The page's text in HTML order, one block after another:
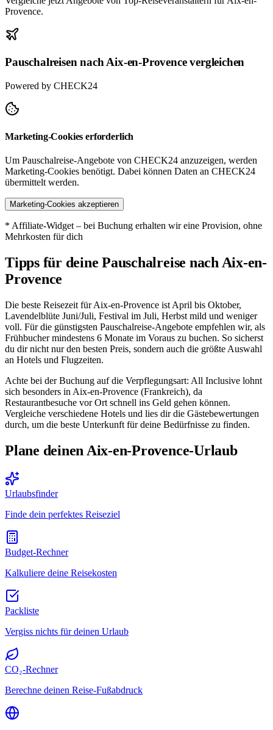
Provence.
Pauschalreisen nach Aix-en-Provence vergleichen
Powered by CHECK24
Marketing-Cookies erforderlich
Um Pauschalreise-Angebote von CHECK24 anzuzeigen, werden
Marketing-Cookies benötigt. Dabei können Daten an CHECK24
übermittelt werden.
Marketing-Cookies akzeptieren
* Affiliate-Widget – bei Buchung erhalten wir eine Provision, ohne
Mehrkosten für dich
Tipps für deine Pauschalreise nach Aix-en-
Provence
Die beste Reisezeit für Aix-en-Provence ist April bis Oktober,
Lavendelblüte Juni/Juli, Festival im Juli, Herbst mild und weniger
voll. Für die günstigsten Pauschalreise-Angebote empfehlen wir, als
Frühbucher mindestens 6 Monate im Voraus zu buchen. So sicherst
du dir nicht nur den besten Preis, sondern auch die größte Auswahl
an Hotels und Flugzeiten.
Achte bei der Buchung auf die Verpflegungsart: All Inclusive lohnt
sich besonders in Aix-en-Provence (Frankreich), da
Restaurantbesuche vor Ort schnell ins Geld gehen können.
Vergleiche verschiedene Hotels und lies dir die Gästebewertungen
durch, um die beste Unterkunft für deine Bedürfnisse zu finden.
Plane deinen Aix-en-Provence-Urlaub
Urlaubsfinder
Finde dein perfektes Reiseziel
Budget-Rechner
Kalkuliere deine Reisekosten
Packliste
Vergiss nichts für deinen Urlaub
CO₂-Rechner
Berechne deinen Reise-Fußabdruck